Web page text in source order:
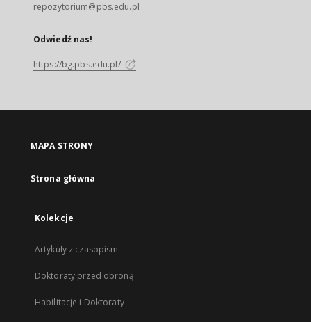
repozytorium@pbs.edu.pl
Odwiedź nas!
https://bg.pbs.edu.pl/
MAPA STRONY
Strona główna
Kolekcje
Artykuły z czasopism
Doktoraty przed obroną
Habilitacje i Doktoraty